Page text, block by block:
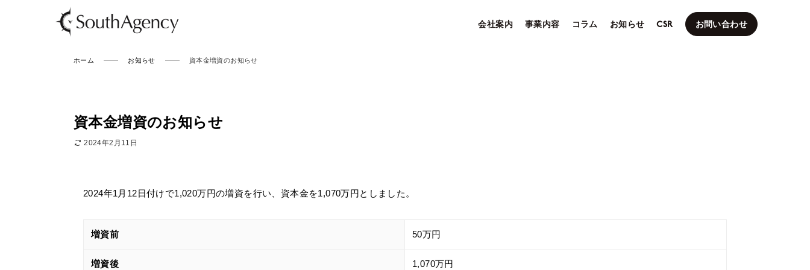
会社案内 事業内容 コラム お知らせ CSR お問い合わせ
ホーム お知らせ 資本金増資のお知らせ
資本金増資のお知らせ
2024年2月11日
2024年1月12日付けで1,020万円の増資を行い、資本金を1,070万円としました。
増資前 50万円
増資後 1,070万円